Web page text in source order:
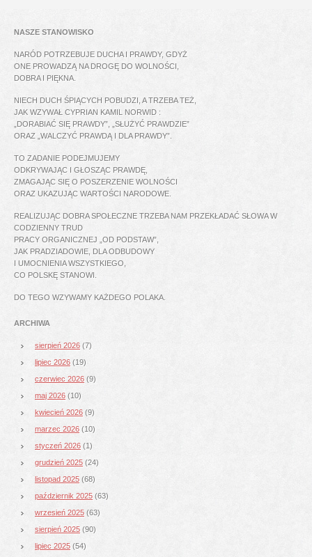
NASZE STANOWISKO
NARÓD POTRZEBUJE DUCHA I PRAWDY, GDYŻ
ONE PROWADZĄ NA DROGĘ DO WOLNOŚCI,
DOBRA I PIĘKNA.
NIECH DUCH ŚPIĄCYCH POBUDZI, A TRZEBA TEŻ,
JAK WZYWAŁ CYPRIAN KAMIL NORWID :
„DORABIAĆ SIĘ PRAWDY”, „SŁUŻYĆ PRAWDZIE”
ORAZ „WALCZYĆ PRAWDĄ I DLA PRAWDY”.
TO ZADANIE PODEJMUJEMY
ODKRYWAJĄC I GŁOSZĄC PRAWDĘ,
ZMAGAJĄC SIĘ O POSZERZENIE WOLNOŚCI
ORAZ UKAZUJĄC WARTOŚCI NARODOWE.
REALIZUJĄC DOBRA SPOŁECZNE TRZEBA NAM PRZEKŁADAĆ SŁOWA W
CODZIENNY TRUD
PRACY ORGANICZNEJ „OD PODSTAW”,
JAK PRADZIADOWIE, DLA ODBUDOWY
I UMOCNIENIA WSZYSTKIEGO,
CO POLSKĘ STANOWI.
DO TEGO WZYWAMY KAŻDEGO POLAKA.
ARCHIWA
sierpień 2026 (7)
lipiec 2026 (19)
czerwiec 2026 (9)
maj 2026 (10)
kwiecień 2026 (9)
marzec 2026 (10)
styczeń 2026 (1)
grudzień 2025 (24)
listopad 2025 (68)
październik 2025 (63)
wrzesień 2025 (63)
sierpień 2025 (90)
lipiec 2025 (54)